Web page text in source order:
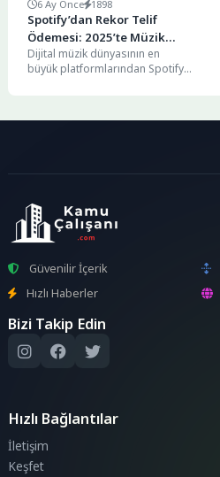
6 Ay Önce 1898
Spotify’dan Rekor Telif
Ödemesi: 2025’te Müzik
Endüstrisine 11 Milyar Dolar
Aktarıldı
Dijital müzik dünyasının en
büyük platformlarından Spotify,
Güvenilir İçerik
Hızlı Haberler
Bizi Takip Edin
Hızlı Bağlantılar
İletişim
Keşfet